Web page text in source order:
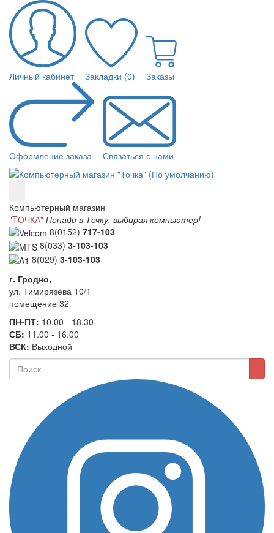
Личный кабинет Закладки (0) Заказы
Оформление заказа Связаться с нами
Компьютерный магазин
"TОЧКА" Попади в Точку, выбирая компьютер!
8(0152) 717-103
8(033) 3-103-103
8(029) 3-103-103
г. Гродно,
ул. Тимирязева 10/1
помещение 32
ПН-ПТ: 10.00 - 18.30
СБ: 11.00 - 16.00
ВСК: Выходной